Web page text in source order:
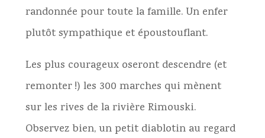
randonnée pour toute la famille. Un enfer
plutôt sympathique et époustouflant.
Les plus courageux oseront descendre (et
remonter !) les 300 marches qui mènent
sur les rives de la rivière Rimouski.
Observez bien, un petit diablotin au regard